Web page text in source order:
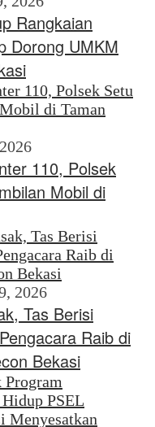
Rangkaian
Dorong UMKM
110, Polsek
Mobil di
2026
Tas Berisi
Raib di
Bekasi